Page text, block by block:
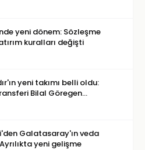
yeni dönem: Sözleşme
kuralları değişti
yeni takımı belli oldu:
Bilal Göregen
Galatasaray'ın veda
yeni gelişme